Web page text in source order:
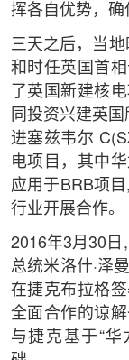
挥各自优势，确
三天之后，当
和时任英国首
了英国新建核
同投资兴建英
进塞兹韦尔
电项目，其中
应用于BRB项
行业开展合作。
2016年3月30日
总统米洛什·泽
在捷克布拉格
全面合作的谅
与捷克基于“